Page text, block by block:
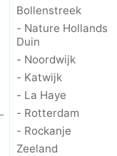
Bollenstreek
- Nature Hollands
Duin
- Noordwijk
- Katwijk
- La Haye
- Rotterdam
- Rockanje
Zeeland